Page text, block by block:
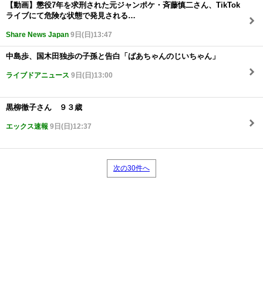
【動画】懲役7年を求刑された元ジャンポケ・斉藤慎二さん、TikTok
ライブにて危険な状態で発見される…
Share News Japan 9日(日)13:47
中島歩、国木田独歩の子孫と告白「ばあちゃんのじいちゃん」
ライブドアニュース 9日(日)13:00
黒柳徹子さん ９３歳
エックス速報 9日(日)12:37
次の30件へ